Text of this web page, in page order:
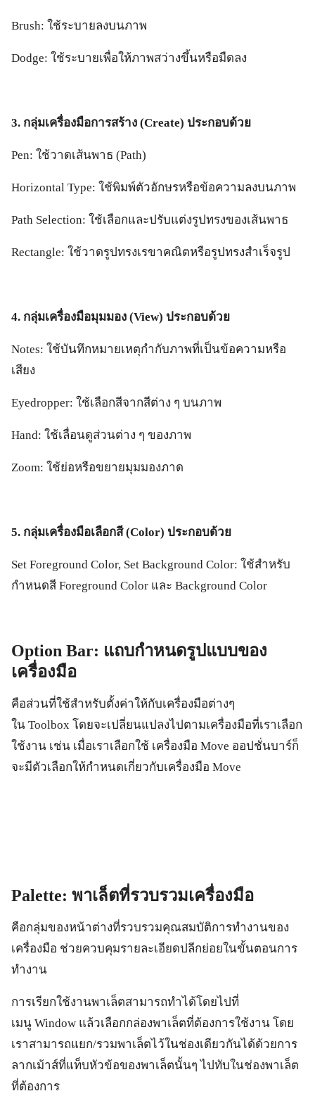
Brush: ใช้ระบายลงบนภาพ
Dodge: ใช้ระบายเพื่อให้ภาพสว่างขึ้นหรือมืดลง
3. กลุ่มเครื่องมือการสร้าง (Create) ประกอบด้วย
Pen: ใช้วาดเส้นพาธ (Path)
Horizontal Type: ใช้พิมพ์ตัวอักษรหรือข้อความลงบนภาพ
Path Selection: ใช้เลือกและปรับแต่งรูปทรงของเส้นพาธ
Rectangle: ใช้วาดรูปทรงเรขาคณิตหรือรูปทรงสำเร็จรูป
4. กลุ่มเครื่องมือมุมมอง (View) ประกอบด้วย
Notes: ใช้บันทึกหมายเหตุกำกับภาพที่เป็นข้อความหรือ
เสียง
Eyedropper: ใช้เลือกสีจากสีต่าง ๆ บนภาพ
Hand: ใช้เลื่อนดูส่วนต่าง ๆ ของภาพ
Zoom: ใช้ย่อหรือขยายมุมมองภาด
5. กลุ่มเครื่องมือเลือกสี (Color) ประกอบด้วย
Set Foreground Color, Set Background Color: ใช้สำหรับ
กำหนดสี Foreground Color และ Background Color
Option Bar: แถบกำหนดรูปแบบของ
เครื่องมือ
คือส่วนที่ใช้สำหรับตั้งค่าให้กับเครื่องมือต่างๆ
ใน Toolbox โดยจะเปลี่ยนแปลงไปตามเครื่องมือที่เราเลือก
ใช้งาน เช่น เมื่อเราเลือกใช้ เครื่องมือ Move ออปชั่นบาร์ก็
จะมีตัวเลือกให้กำหนดเกี่ยวกับเครื่องมือ Move
Palette: พาเล็ตที่รวบรวมเครื่องมือ
คือกลุ่มของหน้าต่างที่รวบรวมคุณสมบัติการทำงานของ
เครื่องมือ ช่วยควบคุมรายละเอียดปลีกย่อยในขั้นตอนการ
ทำงาน
การเรียกใช้งานพาเล็ตสามารถทำได้โดยไปที่
เมนู Window แล้วเลือกกล่องพาเล็ตที่ต้องการใช้งาน โดย
เราสามารถแยก/รวมพาเล็ตไว้ในช่องเดียวกันได้ด้วยการ
ลากเม้าส์ที่แท็บหัวข้อของพาเล็ตนั้นๆ ไปทับในช่องพาเล็ต
ที่ต้องการ